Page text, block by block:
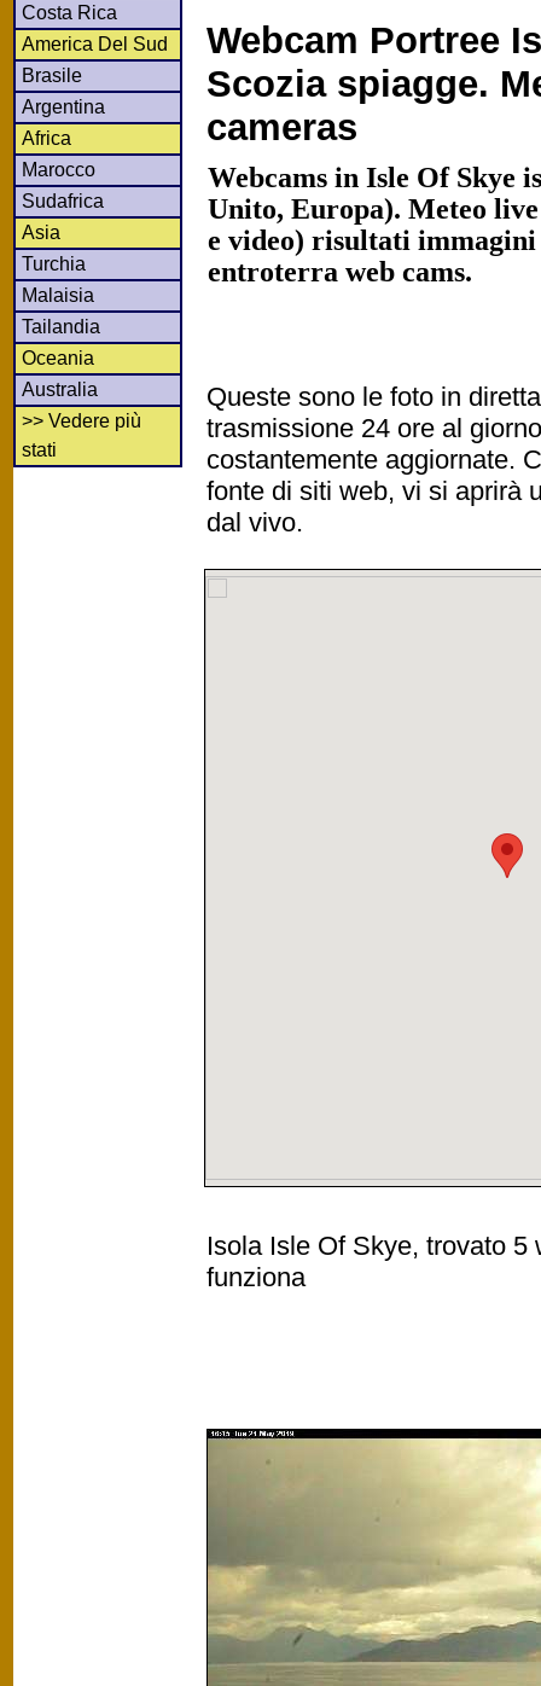
Costa Rica
America Del Sud
Brasile
Argentina
Africa
Marocco
Sudafrica
Asia
Turchia
Malaisia
Tailandia
Oceania
Australia
>> Vedere più
stati
Webcam Portree
Scozia spiagge.
cameras
Webcams in Isle Of Skye
Unito, Europa). Meteo
e video) risultati
entroterra web cams.
Queste sono le foto in
trasmissione 24 ore al
costantemente aggiornate.
fonte di siti web, vi si aprirà
dal vivo.
Isola Isle Of Skye, trovato
funziona